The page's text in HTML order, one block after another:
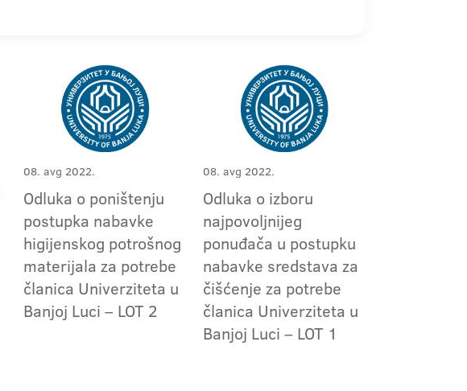
08. avg 2022.
Odluka o poništenju
postupka nabavke
higijenskog potrošnog
materijala za potrebe
članica Univerziteta u
Banjoj Luci – LOT 2
08. avg 2022.
Odluka o izboru
najpovoljnijeg
ponuđača u postupku
nabavke sredstava za
čišćenje za potrebe
članica Univerziteta u
Banjoj Luci – LOT 1